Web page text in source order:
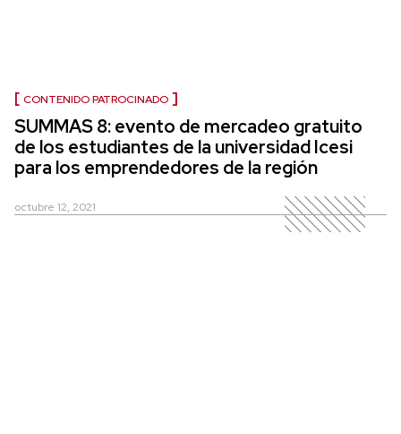
CONTENIDO PATROCINADO
SUMMAS 8: evento de mercadeo gratuito
de los estudiantes de la universidad Icesi
para los emprendedores de la región
octubre 12, 2021